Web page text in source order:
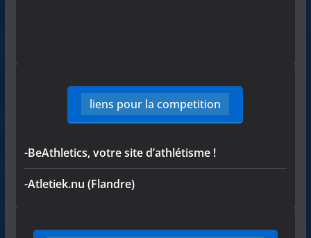
liens pour la competition
-BeAthletics, votre site d’athlétisme !
-Atletiek.nu (Flandre)